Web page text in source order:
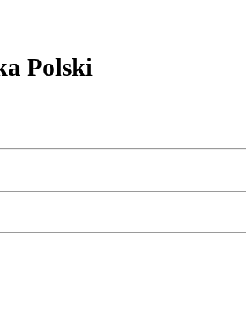
Polski